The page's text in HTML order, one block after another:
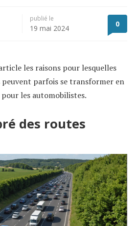
publié le
19 mai 2024 0
les raisons pour lesquelles
peuvent parfois se transformer en
les automobilistes.
des routes